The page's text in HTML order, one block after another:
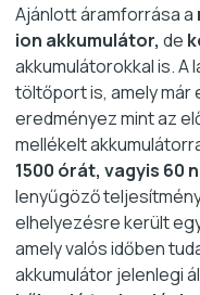
Ajánlott áramforrása a
ion akkumulátor, de
akkumulátorokkal is. A
töltőport is, amely
eredményez mint az
mellékelt
1500 órát, vagyis 60
lenyűgöző
elhelyezésre került
amely valós időben
akkumulátor jelenlegi